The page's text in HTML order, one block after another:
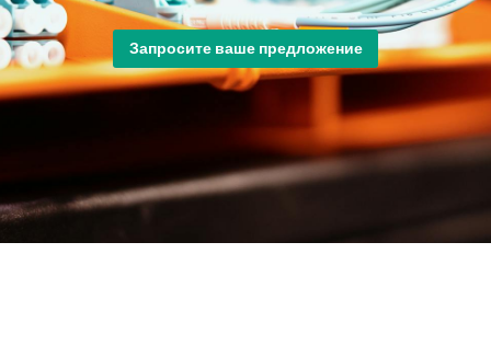
Запросите ваше предложение